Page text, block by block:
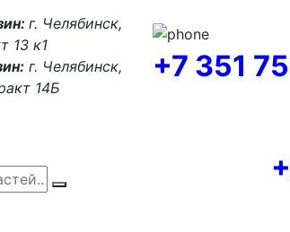
г. Челябинск,
13 к1
г. Челябинск,
14Б
+7 351